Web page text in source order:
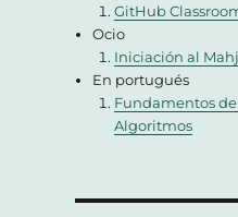
GitHub
Ocio
Iniciación al
En portugués
Fundamentos
Algoritmos